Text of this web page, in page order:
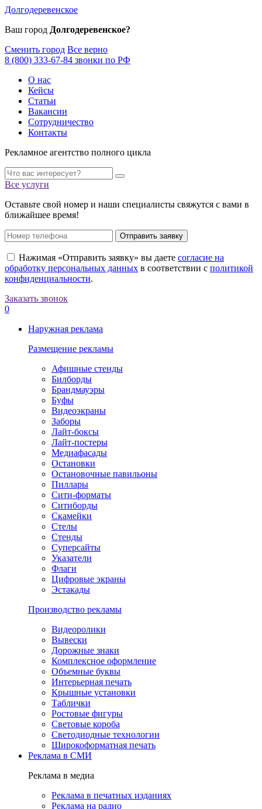
Долгодеревенское
Ваш город Долгодеревенское?
Сменить город Все верно
8 (800) 333-67-84 звонки по РФ
О нас
Кейсы
Статьи
Вакансии
Сотрудничество
Контакты
Рекламное агентство полного цикла
Все услуги
Оставьте свой номер и наши специалисты свяжутся с вами в
ближайшее время!
Отправить заявку
Нажимая «Отправить заявку» вы даете согласие на
обработку персональных данных в соответствии с политикой
конфиденциальности.
Заказать звонок
0
Наружная реклама
Размещение рекламы
Афишные стенды
Билборды
Брандмауэры
Буфы
Видеоэкраны
Заборы
Лайт-боксы
Лайт-постеры
Медиафасады
Остановки
Остановочные павильоны
Пиллары
Сити-форматы
Ситиборды
Скамейки
Стелы
Стенды
Суперсайты
Указатели
Флаги
Цифровые экраны
Эстакады
Производство рекламы
Видеоролики
Вывески
Дорожные знаки
Комплексное оформление
Объемные буквы
Интерьерная печать
Крышные установки
Таблички
Ростовые фигуры
Световые короба
Светодиодные технологии
Широкоформатная печать
Реклама в СМИ
Реклама в медиа
Реклама в печатных изданиях
Реклама на радио